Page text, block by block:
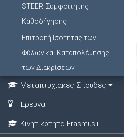
STEER: Συμφοιτητής
Καθοδήγησης
Επιτροπή Ισότητας των
Φύλων και Καταπολέμησης
των Διακρίσεων
Μεταπτυχιακές Σπουδές
Έρευνα
Κινητικότητα Erasmus+